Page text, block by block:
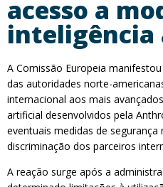
acesso a
A Comissão Europeia
das autoridades norte-
internacional aos mais
artificial desenvolvidos pela
eventuais medidas de
discriminação dos parceiros
A reação surge após a